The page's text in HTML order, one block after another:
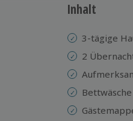
Inhalt
3-tägige
2